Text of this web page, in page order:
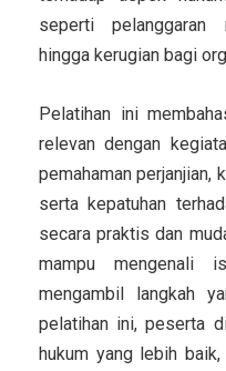
seperti pelanggaran
hingga kerugian bagi
Pelatihan ini
relevan dengan
pemahaman perjanjian,
serta kepatuhan
secara praktis dan
mampu mengenali
mengambil langkah
pelatihan ini, peserta
hukum yang lebih